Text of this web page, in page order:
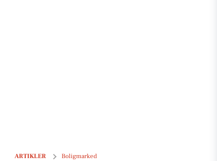
ARTIKLER Boligmarked
Pris sat ned med 280.000 kr. på Harestien 8